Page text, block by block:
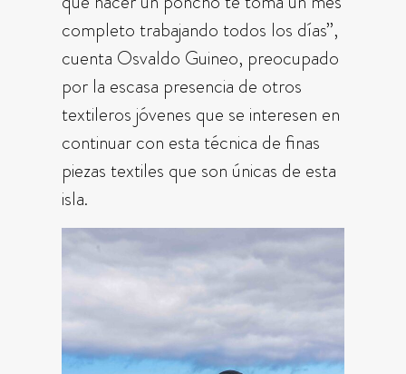
completo trabajando todos los días”,
cuenta Osvaldo Guineo, preocupado
por la escasa presencia de otros
textileros jóvenes que se interesen en
continuar con esta técnica de finas
piezas textiles que son únicas de esta
isla.